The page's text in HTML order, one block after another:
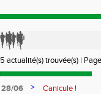
5 actualité(s) trouvée(s) | Page
28/06 >
Canicule !